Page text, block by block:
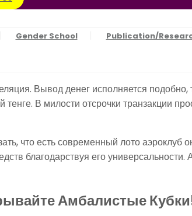
Gender School Publication/
Вывод денег исполняется подобно,
тенге. В милости отсрочки транзакции
что есть современный лото аэроклуб
благодарствуя его
Амбалистые